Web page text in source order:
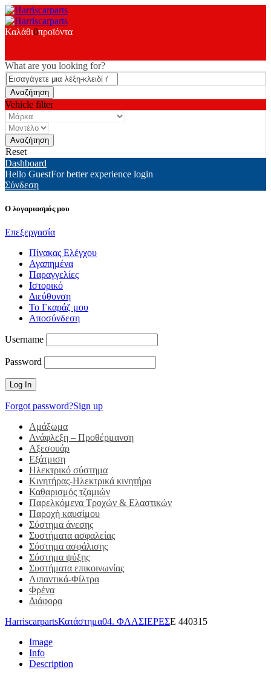
Καλάθι0προϊόντα
What are you looking for?
Vehicle filter
Reset
Dashboard
Hello GuestFor better experience login
Σύνδεση
Ο λογαριασμός μου
Επεξεργασία
Πίνακας Ελέγχου
Αγαπημένα
Παραγγελίες
Ιστορικό
Διεύθυνση
Το Γκαράζ μου
Αποσύνδεση
Username
Password
Forgot password?Sign up
Αμάξωμα
Ανάφλεξη – Προθέρμανση
Αξεσουάρ
Εξάτμιση
Ηλεκτρικό σύστημα
Κινητήρας-Ηλεκτρικά κινητήρα
Καθαρισμός τζαμιών
Παρελκόμενα Τροχών & Ελαστικών
Παροχή καυσίμου
Σύστημα άνεσης
Συστήματα ασφαλείας
Σύστημα ασφάλισης
Σύστημα ψύξης
Συστήματα επικοινωνίας
Λιπαντικά-Φίλτρα
Φρένα
Διάφορα
HarriscarpartsΚατάστημα04. ΦΛΑΣΙΕΡΕΣE 440315
Image
Info
Description